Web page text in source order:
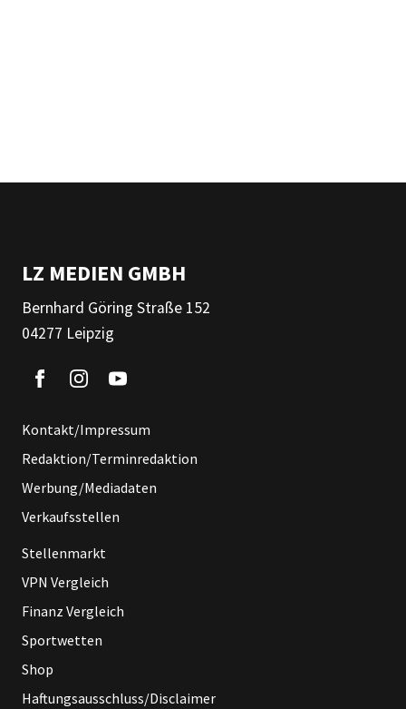
LZ MEDIEN GMBH
Bernhard Göring Straße 152
04277 Leipzig
Kontakt/Impressum
Redaktion/Terminredaktion
Werbung/Mediadaten
Verkaufsstellen
Stellenmarkt
VPN Vergleich
Finanz Vergleich
Sportwetten
Shop
Haftungsausschluss/Disclaimer